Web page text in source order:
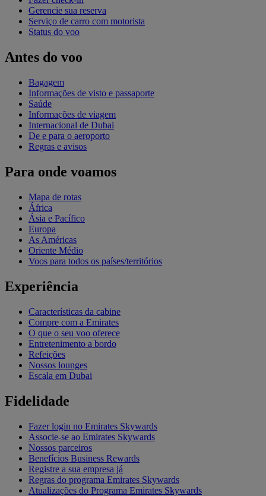
Gerencie sua reserva
Serviço de carro com motorista
Status do voo
Antes do voo
Bagagem
Informações de visto e passaporte
Saúde
Informações de viagem
Internacional de Dubai
De e para o aeroporto
Regras e avisos
Para onde voamos
Mapa de rotas
África
Ásia e Pacífico
Europa
As Américas
Oriente Médio
Voos para todos os países/territórios
Experiência
Características da cabine
Compre com a Emirates
O que o seu voo oferece
Entretenimento a bordo
Refeições
Nossos lounges
Escala em Dubai
Fidelidade
Fazer login no Emirates Skywards
Associe-se ao Emirates Skywards
Nossos parceiros
Benefícios Business Rewards
Registre a sua empresa já
Regras do programa Emirates Skywards
Atualizações do Programa Emirates Skywards